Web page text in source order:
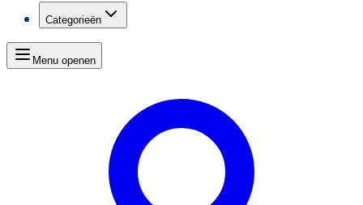
Categorieën
Menu openen